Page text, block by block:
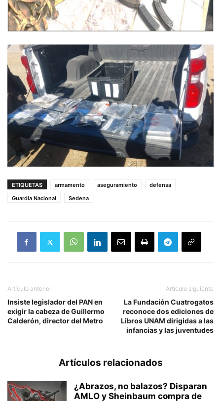
ETIQUETAS armamento aseguramiento
defensa
Guardia Nacional
Sedena
Artículo anterior
Insiste legislador del PAN en
exigir la cabeza de Guillermo
Calderón, director del Metro
Artículo siguiente
La Fundación Cuatrogatos
reconoce dos ediciones de
Libros UNAM dirigidas a las
infancias y las juventudes
Artículos relacionados
¿Abrazos, no balazos? Disparan
AMLO y Sheinbaum compra de